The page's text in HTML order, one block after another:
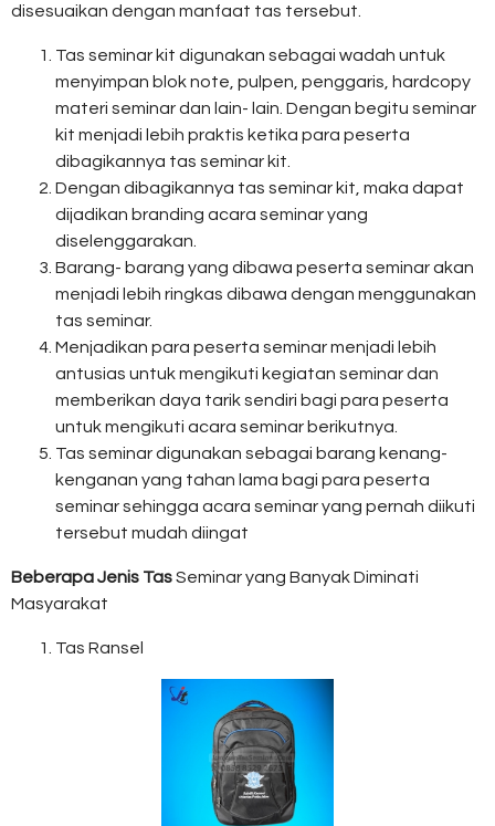
disesuaikan dengan manfaat tas tersebut.
Tas seminar kit digunakan sebagai wadah untuk
menyimpan blok note, pulpen, penggaris, hardcopy
materi seminar dan lain- lain. Dengan begitu seminar
kit menjadi lebih praktis ketika para peserta
dibagikannya tas seminar kit.
Dengan dibagikannya tas seminar kit, maka dapat
dijadikan branding acara seminar yang
diselenggarakan.
Barang- barang yang dibawa peserta seminar akan
menjadi lebih ringkas dibawa dengan menggunakan
tas seminar.
Menjadikan para peserta seminar menjadi lebih
antusias untuk mengikuti kegiatan seminar dan
memberikan daya tarik sendiri bagi para peserta
untuk mengikuti acara seminar berikutnya.
Tas seminar digunakan sebagai barang kenang-
kenganan yang tahan lama bagi para peserta
seminar sehingga acara seminar yang pernah diikuti
tersebut mudah diingat
Beberapa Jenis TasSeminar yang Banyak Diminati
Masyarakat
Tas Ransel